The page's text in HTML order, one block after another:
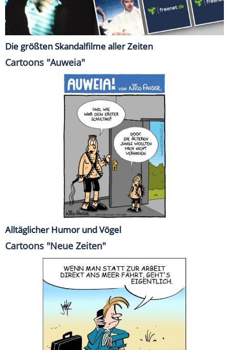
Die größten Skandalfilme aller Zeiten
Cartoons "Auweia"
Alltäglicher Humor und Vögel
Cartoons "Neue Zeiten"